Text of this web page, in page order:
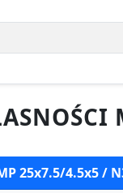
25x7.5/4.5x5 /